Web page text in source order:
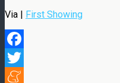
Via | First Showing
Facebook
Twitter